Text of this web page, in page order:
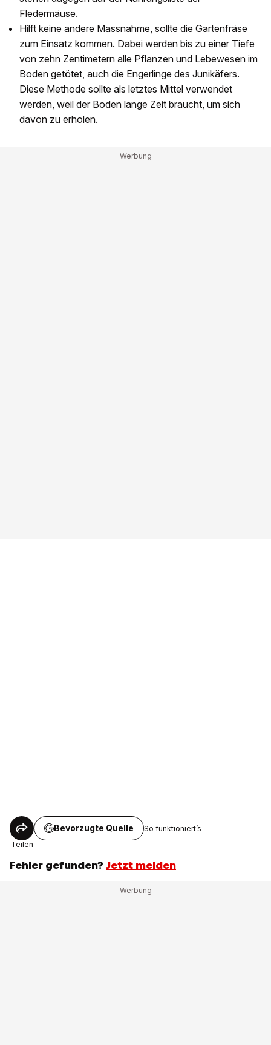
Fledermäuse.
Hilft keine andere Massnahme, sollte die Gartenfräse
zum Einsatz kommen. Dabei werden bis zu einer Tiefe
von zehn Zentimetern alle Pflanzen und Lebewesen im
Boden getötet, auch die Engerlinge des Junikäfers.
Diese Methode sollte als letztes Mittel verwendet
werden, weil der Boden lange Zeit braucht, um sich
davon zu erholen.
Teilen
Bevorzugte Quelle So funktioniert’s
Fehler gefunden? Jetzt melden